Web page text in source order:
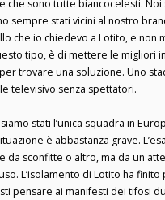
che sono tutte biancocelesti. Noi
sempre stati vicini al nostro
che io chiedevo a Lotito, e non
tipo, è di mettere le migliori
trovare una soluzione. Uno
televisivo senza spettatori.
siamo stati l’unica squadra in
è abbastanza grave.
da sconfitte o altro, ma da un
L’isolamento di Lotito ha
pensare ai manifesti dei tifosi